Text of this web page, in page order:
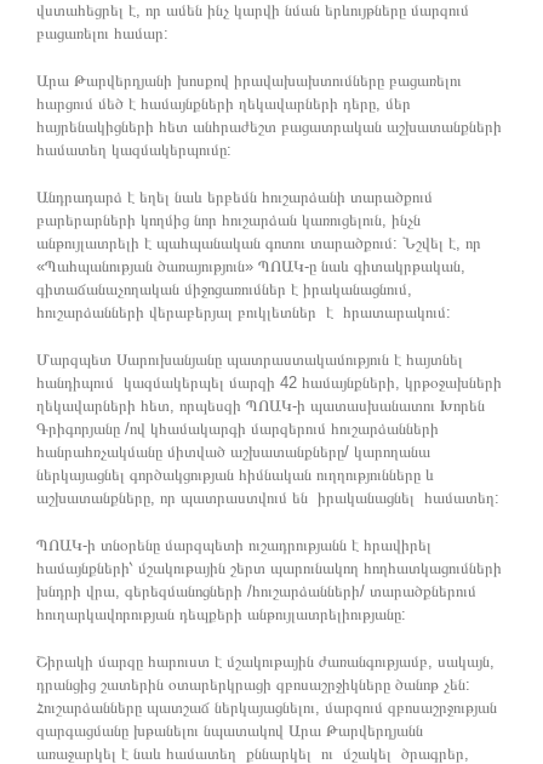
վստահեցրել է, որ ամեն ինչ կարվի նման երևույթները մարզում
բացառելու համար:
Արա Թարվերդյանի խոսքով իրավախախտումները բացառելու
հարցում մեծ է համայնքների ղեկավարների դերը, մեր
հայրենակիցների հետ անհրաժեշտ բացատրական աշխատանքների
համատեղ կազմակերպումը:
Անդրադարձ է եղել նաև երբեմն հուշարձանի տարածքում
բարերարների կողմից նոր հուշարձան կառուցելուն, ինչն
անթույլատրելի է պահպանական գոտու տարածքում: Նշվել է, որ
«Պահպանության ծառայություն» ՊՈԱԿ-ը նաև գիտակրթական,
գիտաճանաչողական միջոցառումներ է իրականացնում,
հուշարձանների վերաբերյալ բուկլետներ է հրատարակում:
Մարզպետ Սարուխանյանը պատրաստակամություն է հայտնել
հանդիպում կազմակերպել մարզի 42 համայնքների, կրթօջախների
ղեկավարների հետ, որպեսզի ՊՈԱԿ-ի պատասխանատու Խորեն
Գրիգորյանը /ով կհամակարգի մարզերում հուշարձանների
հանրահռչակմանը միտված աշխատանքները/ կարողանա
ներկայացնել գործակցության հիմնական ուղղությունները և
աշխատանքները, որ պատրաստվում են իրականացնել համատեղ:
ՊՈԱԿ-ի տնօրենը մարզպետի ուշադրությանն է հրավիրել
համայնքների՝ մշակութային շերտ պարունակող հողհատկացումների
խնդրի վրա, գերեզմանոցների /հուշարձանների/ տարածքներում
հուղարկավորության դեպքերի անթույլատրելիությանը:
Շիրակի մարզը հարուստ է մշակութային ժառանգությամբ, սակայն,
դրանցից շատերին օտարերկրացի զբոսաշրջիկները ծանոթ չեն:
Հուշարձանները պատշաճ ներկայացնելու, մարզում զբոսաշրջության
զարգացմանը խթանելու նպատակով Արա Թարվերդյանն
առաջարկել է նաև համատեղ քննարկել ու մշակել ծրագրեր,